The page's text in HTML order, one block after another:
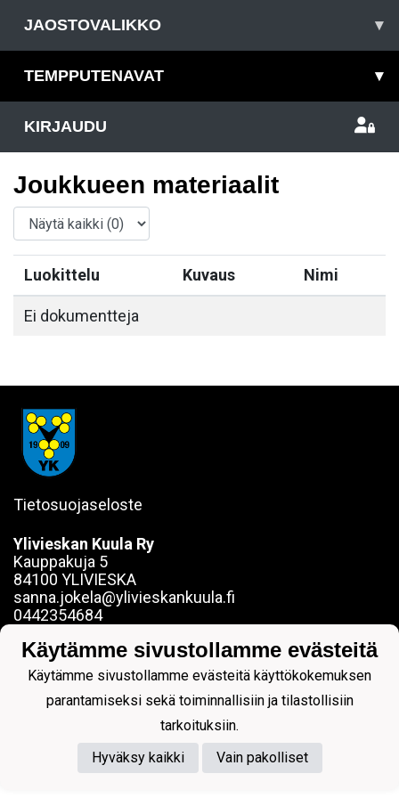
JAOSTOVALIKKO ▾
TEMPPUTENAVAT ▾
KIRJAUDU
Joukkueen materiaalit
Luokittelu Kuvaus Nimi
Ei dokumentteja
Tietosuojaseloste
Ylivieskan Kuula Ry
Kauppakuja 5
84100 YLIVIESKA
sanna.jokela@ylivieskankuula.fi
0442354684
Powered by
Käytämme sivustollamme evästeitä
Käytämme sivustollamme evästeitä käyttökokemuksen
parantamiseksi sekä toiminnallisiin ja tilastollisiin
tarkoituksiin.
Hyväksy kaikki
Vain pakolliset